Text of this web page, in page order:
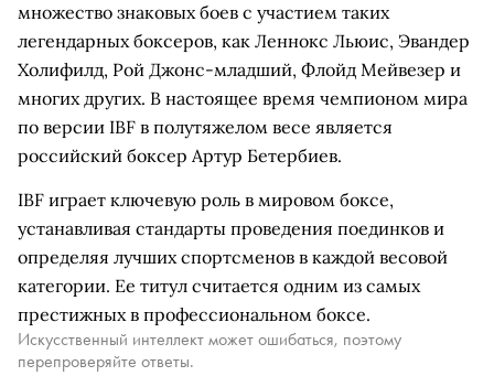
множество знаковых боев с участием таких
легендарных боксеров, как Леннокс Льюис, Эвандер
Холифилд, Рой Джонс-младший, Флойд Мейвезер и
многих других. В настоящее время чемпионом мира
по версии IBF в полутяжелом весе является
российский боксер Артур Бетербиев.
IBF играет ключевую роль в мировом боксе,
устанавливая стандарты проведения поединков и
определяя лучших спортсменов в каждой весовой
категории. Ее титул считается одним из самых
престижных в профессиональном боксе.
Искусственный интеллект может ошибаться, поэтому
перепроверяйте ответы.